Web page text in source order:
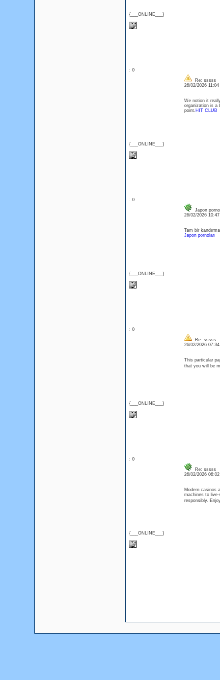
{___ONLINE___}
: 0
{___ONLINE___}
Re: sssss
26/02/2026
We notion it
organization is a
point. HIT CLUB
: 0
{___ONLINE___}
Japon
26/02/2026
Tam bir
Japon pornoları
: 0
{___ONLINE___}
Re: sssss
26/02/2026
This particular
that you will be
: 0
{___ONLINE___}
Re: sssss
26/02/2026
Modern casinos
machines to
responsibly.